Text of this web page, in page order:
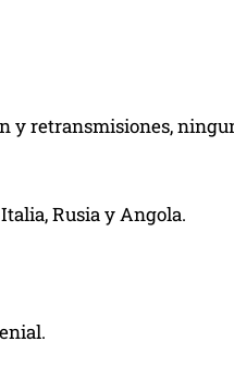
y retransmisiones,
Rusia y Angola.